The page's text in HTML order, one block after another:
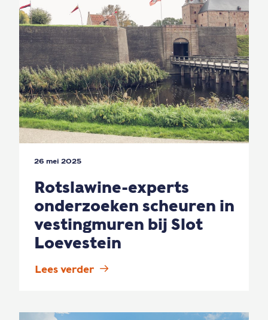
26 mei 2025
Rotslawine-experts
onderzoeken scheuren in
vestingmuren bij Slot
Loevestein
Lees verder